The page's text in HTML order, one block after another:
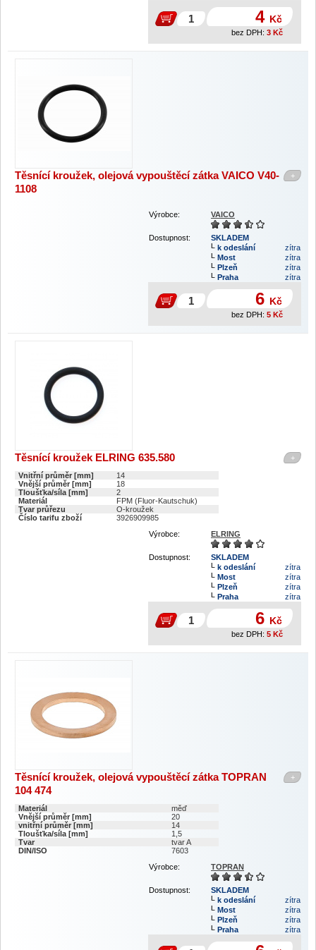
4 Kč
bez DPH: 3 Kč
+
Těsnící kroužek, olejová vypouštěcí zátka VAICO V40-
1108
Výrobce: VAICO
Dostupnost:
SKLADEM
k odeslání
zítra
Most
zítra
Plzeň
zítra
Praha
zítra
6 Kč
bez DPH: 5 Kč
+
Těsnící kroužek ELRING 635.580
Vnitřní průměr [mm]
14
Vnější průměr [mm]
18
Tloušťka/síla [mm]
2
Materiál
FPM (Fluor-Kautschuk)
Tvar průřezu
O-kroužek
Číslo tarifu zboží
3926909985
Výrobce:
ELRING
Dostupnost:
SKLADEM
k odeslání
zítra
Most
zítra
Plzeň
zítra
Praha
zítra
6 Kč
bez DPH: 5 Kč
+
Těsnící kroužek, olejová vypouštěcí zátka TOPRAN
104 474
Materiál
měď
Vnější průměr [mm]
20
vnitřní průměr [mm]
14
Tloušťka/síla [mm]
1,5
Tvar
tvar A
DIN/ISO
7603
Výrobce:
TOPRAN
Dostupnost:
SKLADEM
k odeslání
zítra
Most
zítra
Plzeň
zítra
Praha
zítra